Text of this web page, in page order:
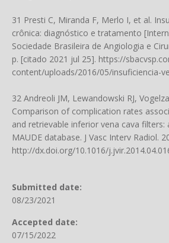
31 Presti C, Miranda F, Merlo I, et al.
crônica: diagnóstico e tratamento
Sociedade Brasileira de Angiologia e
p. [citado 2021 jul 25]. https://
content/uploads/2016/05/insuficiencia-
32 Andreoli JM, Lewandowski RJ,
Comparison of complication rates
and retrievable inferior vena cava filters:
MAUDE database. J Vasc Interv Radiol.
http://dx.doi.org/10.1016/
Submitted date:
08/23/2021
Accepted date:
07/15/2022